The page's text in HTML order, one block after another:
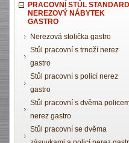
PRACOVNÍ STŮL STANDARD
NEREZOVÝ NÁBYTEK
GASTRO
Nerezová stolička gastro
Stůl pracovní s trnoží nerez
gastro
Stůl pracovní s policí nerez
gastro
Stůl pracovní s dvěma
nerez gastro
Stůl pracovní se dvěma